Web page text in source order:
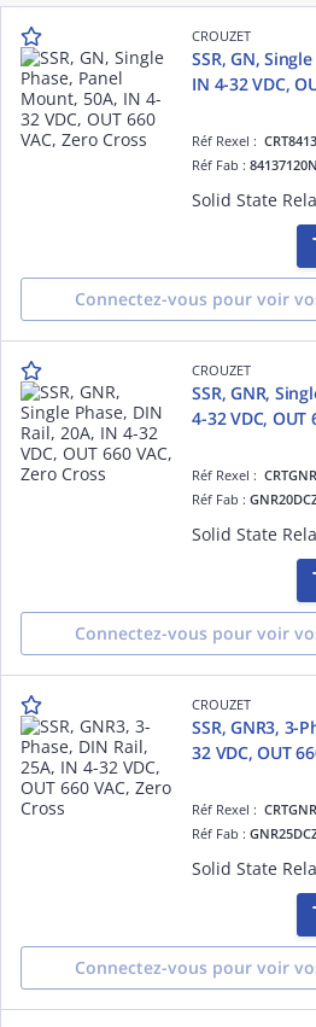
CROUZET
SSR, GN,
IN 4-32 VDC,
Réf Rexel :
Réf Fab :84137120N
Connectez-vous pour voir
CROUZET
SSR, GNR,
4-32 VDC, OUT
Réf Rexel :
Réf Fab :
Connectez-vous pour voir
CROUZET
SSR, GNR3, 3-
32 VDC, OUT
Réf Rexel :
Réf Fab :
Connectez-vous pour voir